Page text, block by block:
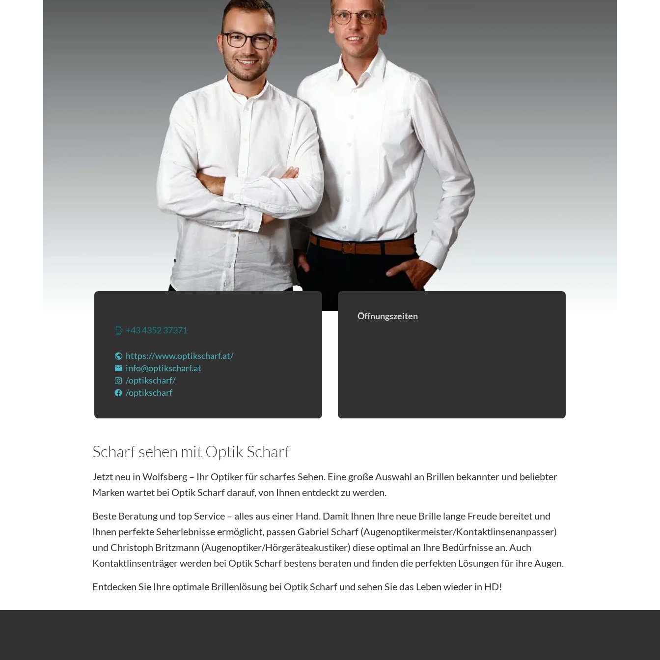
+43 4352 37371
https://www.optikscharf.at/(Öffnet in einem neuen Tab oder Fenster)
info@optikscharf.at
/optikscharf/(Öffnet in einem neuen Tab oder Fenster)
/optikscharf(Öffnet in einem neuen Tab oder Fenster)
Öffnungszeiten
Scharf sehen mit Optik Scharf
Jetzt neu in Wolfsberg – Ihr Optiker für scharfes Sehen. Eine große Auswahl an Brillen bekannter und beliebter
Marken wartet bei Optik Scharf darauf, von Ihnen entdeckt zu werden.
Beste Beratung und top Service – alles aus einer Hand. Damit Ihnen Ihre neue Brille lange Freude bereitet und
Ihnen perfekte Seherlebnisse ermöglicht, passen Gabriel Scharf (Augenoptikermeister/Kontaktlinsenanpasser)
und Christoph Britzmann (Augenoptiker/Hörgeräteakustiker) diese optimal an Ihre Bedürfnisse an. Auch
Kontaktlinsenträger werden bei Optik Scharf bestens beraten und finden die perfekten Lösungen für ihre Augen.
Entdecken Sie Ihre optimale Brillenlösung bei Optik Scharf und sehen Sie das Leben wieder in HD!